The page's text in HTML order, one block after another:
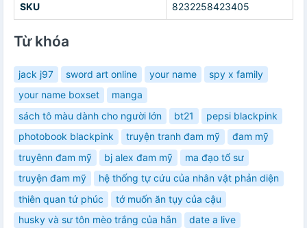
SKU 8232258423405
Từ khóa
jack j97 sword art online your name
spy x family
your name boxset
manga
sách tô màu dành cho người lớn
bt21
pepsi blackpink
photobook blackpink
truyện tranh đam mỹ
đam mỹ
truyênn đam mỹ
bj alex đam mỹ
ma đạo tổ sư
truyện đam mỹ
hệ thống tự cứu của nhân vật phản diện
thiên quan tứ phúc
tớ muốn ăn tụy của cậu
husky và sư tôn mèo trắng của hắn
date a live